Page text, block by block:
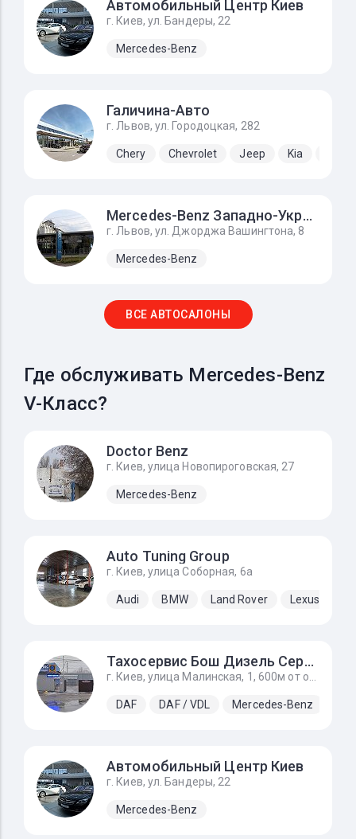
Автомобильный Центр Киев
г. Киев, ул. Бандеры, 22
Mercedes-Benz
Галичина-Авто
г. Львов, ул. Городоцкая, 282
Chery Chevrolet Jeep Kia
Mercedes-Benz Западно-Украинский Автомобильный Дом
г. Львов, ул. Джорджа Вашингтона, 8
Mercedes-Benz
ВСЕ АВТОСАЛОНЫ
Где обслуживать Mercedes-Benz
V-Класс?
Doctor Benz
г. Киев, улица Новопироговская, 27
Mercedes-Benz
Auto Tuning Group
г. Киев, улица Соборная, 6а
Audi BMW Land Rover Lexus
Тахосервис Бош Дизель Сервис
DAF DAF / VDL Mercedes-Benz
Автомобильный Центр Киев
г. Киев, ул. Бандеры, 22
Mercedes-Benz